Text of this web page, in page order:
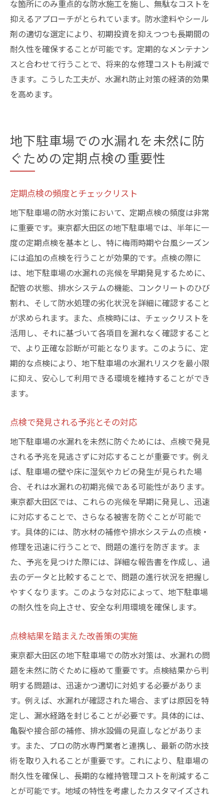
な箇所にのみ重点的な防水施工を施し、無駄なコストを
抑えるアプローチがとられています。防水塗料やシール
剤の適切な選定により、初期投資を抑えつつも長期間の
耐久性を確保することが可能です。定期的なメンテナン
スと合わせて行うことで、将来的な修理コストも削減で
きます。こうした工夫が、水漏れ防止対策の経済的効果
を高めます。
地下駐車場での水漏れを未然に防
ぐための定期点検の重要性
定期点検の頻度とチェックリスト
地下駐車場の防水対策において、定期点検の頻度は非常
に重要です。東京都大田区の地下駐車場では、半年に一
度の定期点検を基本とし、特に梅雨時期や台風シーズン
には追加の点検を行うことが効果的です。点検の際に
は、地下駐車場の水漏れの兆候を早期発見するために、
配管の状態、排水システムの機能、コンクリートのひび
割れ、そして防水処理の劣化状況を詳細に確認すること
が求められます。また、点検時には、チェックリストを
活用し、それに基づいて各項目を漏れなく確認すること
で、より正確な診断が可能となります。このように、定
期的な点検により、地下駐車場の水漏れリスクを最小限
に抑え、安心して利用できる環境を維持することができ
ます。
点検で発見される予兆とその対応
地下駐車場の水漏れを未然に防ぐためには、点検で発見
される予兆を見逃さずに対応することが重要です。例え
ば、駐車場の壁や床に湿気やカビの発生が見られた場
合、それは水漏れの初期兆候である可能性があります。
東京都大田区では、これらの兆候を早期に発見し、迅速
に対応することで、さらなる被害を防ぐことが可能で
す。具体的には、防水材の補修や排水システムの点検・
修理を迅速に行うことで、問題の進行を防ぎます。ま
た、予兆を見つけた際には、詳細な報告書を作成し、過
去のデータと比較することで、問題の進行状況を把握し
やすくなります。このような対応によって、地下駐車場
の耐久性を向上させ、安全な利用環境を確保します。
点検結果を踏まえた改善策の実施
東京都大田区の地下駐車場での防水対策は、水漏れの問
題を未然に防ぐために極めて重要です。点検結果から判
明する問題は、迅速かつ適切に対処する必要がありま
す。例えば、水漏れが確認された場合、まずは原因を特
定し、漏水経路を封じることが必要です。具体的には、
亀裂や接合部の補修、排水設備の見直しなどがありま
す。また、プロの防水専門業者と連携し、最新の防水技
術を取り入れることが重要です。これにより、駐車場の
耐久性を確保し、長期的な維持管理コストを削減するこ
とが可能です。地域の特性を考慮したカスタマイズされ